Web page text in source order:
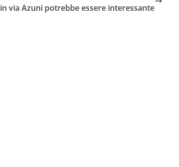
in via Azuni potrebbe essere interessante